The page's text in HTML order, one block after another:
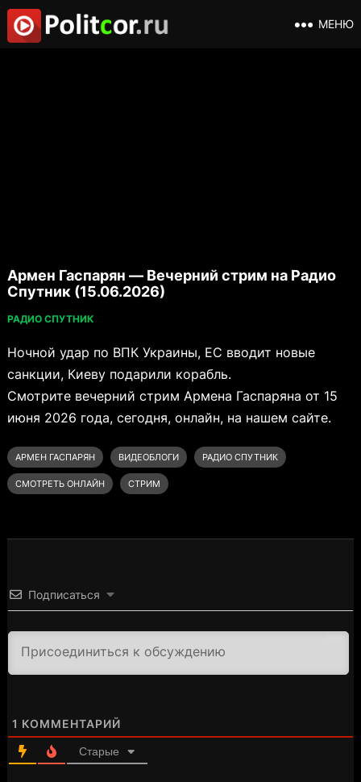
МЕНЮ
Армен Гаспарян — Вечерний стрим на Радио
Спутник (15.06.2026)
РАДИО СПУТНИК
Ночной удар по ВПК Украины, ЕС вводит новые
санкции, Киеву подарили корабль.
Смотрите вечерний стрим Армена Гаспаряна от 15
июня 2026 года, сегодня, онлайн, на нашем сайте.
АРМЕН ГАСПАРЯН ВИДЕОБЛОГИ РАДИО СПУТНИК
СМОТРЕТЬ ОНЛАЙН СТРИМ
Подписаться
1 КОММЕНТАРИЙ
Старые